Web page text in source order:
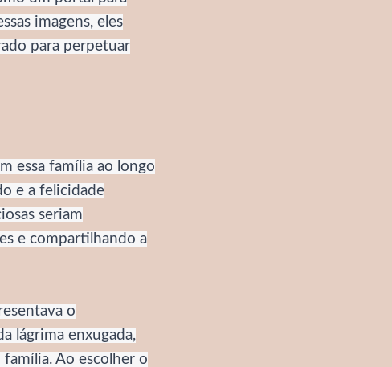
imagens, eles
para perpetuar
essa família ao longo
e a felicidade
seriam
e compartilhando a
o
lágrima enxugada,
Ao escolher o